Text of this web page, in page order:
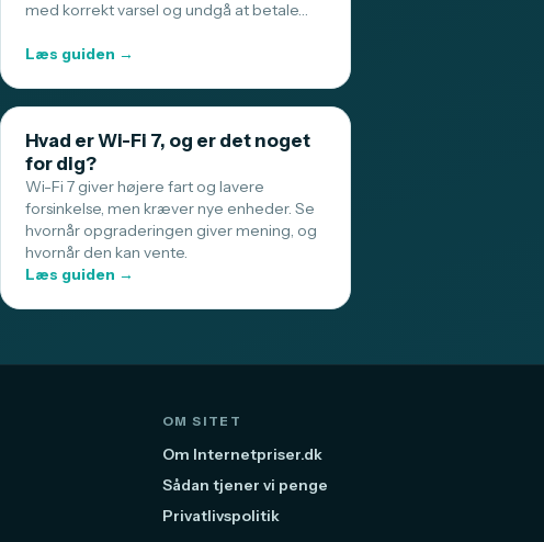
med korrekt varsel og undgå at betale…
Læs guiden →
Hvad er Wi-Fi 7, og er det noget
for dig?
Wi-Fi 7 giver højere fart og lavere
forsinkelse, men kræver nye enheder. Se
hvornår opgraderingen giver mening, og
hvornår den kan vente.
Læs guiden →
OM SITET
Om Internetpriser.dk
Sådan tjener vi penge
Privatlivspolitik